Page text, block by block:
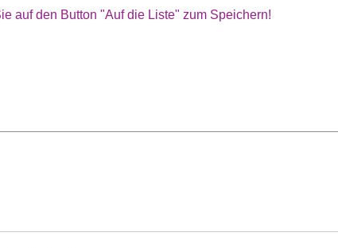
auf den Button "Auf die Liste" zum Speichern!